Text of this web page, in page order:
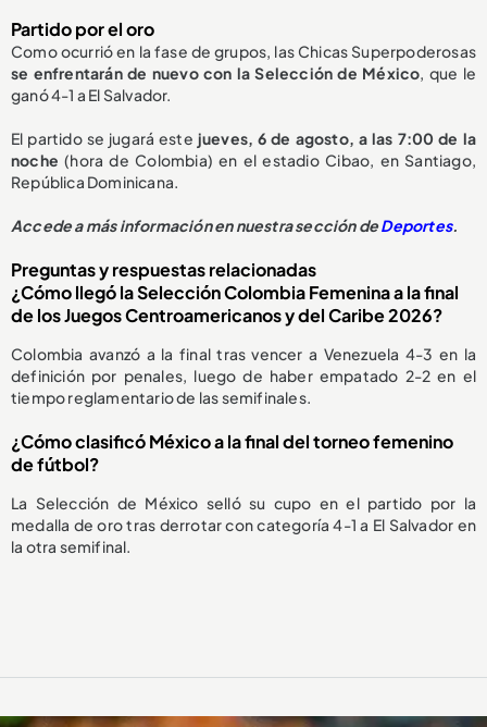
Partido por el oro
Como ocurrió en la fase de grupos, las Chicas Superpoderosas
se enfrentarán de nuevo con la Selección de México, que le
ganó 4-1 a El Salvador.
El partido se jugará este jueves, 6 de agosto, a las 7:00 de la
noche (hora de Colombia) en el estadio Cibao, en Santiago,
República Dominicana.
Accede a más información en nuestra sección deDeportes.
Preguntas y respuestas relacionadas
¿Cómo llegó la Selección Colombia Femenina a la final
de los Juegos Centroamericanos y del Caribe 2026?
Colombia avanzó a la final tras vencer a Venezuela 4-3 en la
definición por penales, luego de haber empatado 2-2 en el
tiempo reglamentario de las semifinales.
¿Cómo clasificó México a la final del torneo femenino
de fútbol?
La Selección de México selló su cupo en el partido por la
medalla de oro tras derrotar con categoría 4-1 a El Salvador en
la otra semifinal.